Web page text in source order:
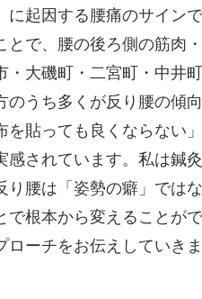
起因する腰痛のサイン
とで、腰の後ろ側の筋肉
大磯町・二宮町・中井
のうち多くが反り腰の傾
を貼っても良くならない
されています。私は鍼
腰は「姿勢の癖」では
根本から変えることが
ーチをお伝えしていきま